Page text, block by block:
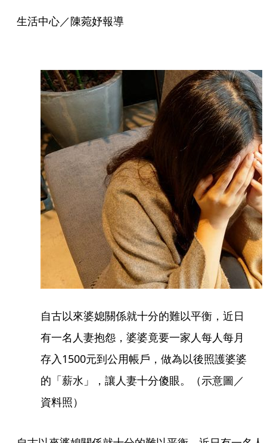
生活中心／陳菀妤報導
自古以來婆媳關係就十分的難以平衡，近日
有一名人妻抱怨，婆婆竟要一家人每人每月
存入1500元到公用帳戶，做為以後照護婆婆
的「薪水」，讓人妻十分傻眼。（示意圖／
資料照）